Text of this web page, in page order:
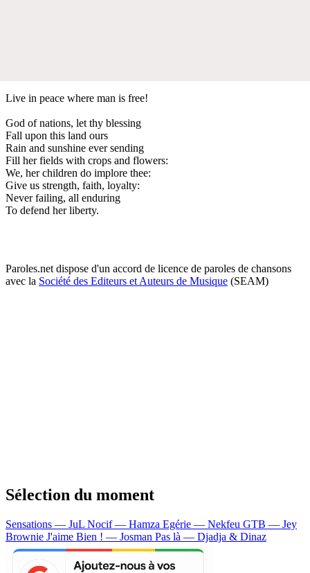
Live in peace where man is free!
God of nations, let thy blessing
Fall upon this land ours
Rain and sunshine ever sending
Fill her fields with crops and flowers:
We, her children do implore thee:
Give us strength, faith, loyalty:
Never failing, all enduring
To defend her liberty.
Paroles.net dispose d'un accord de licence de paroles de chansons
avec la Société des Editeurs et Auteurs de Musique (SEAM)
Sélection du moment
Sensations — JuL Nocif — Hamza Egérie — Nekfeu GTB — Jey
Brownie J'aime Bien ! — Josman Pas là — Djadja & Dinaz